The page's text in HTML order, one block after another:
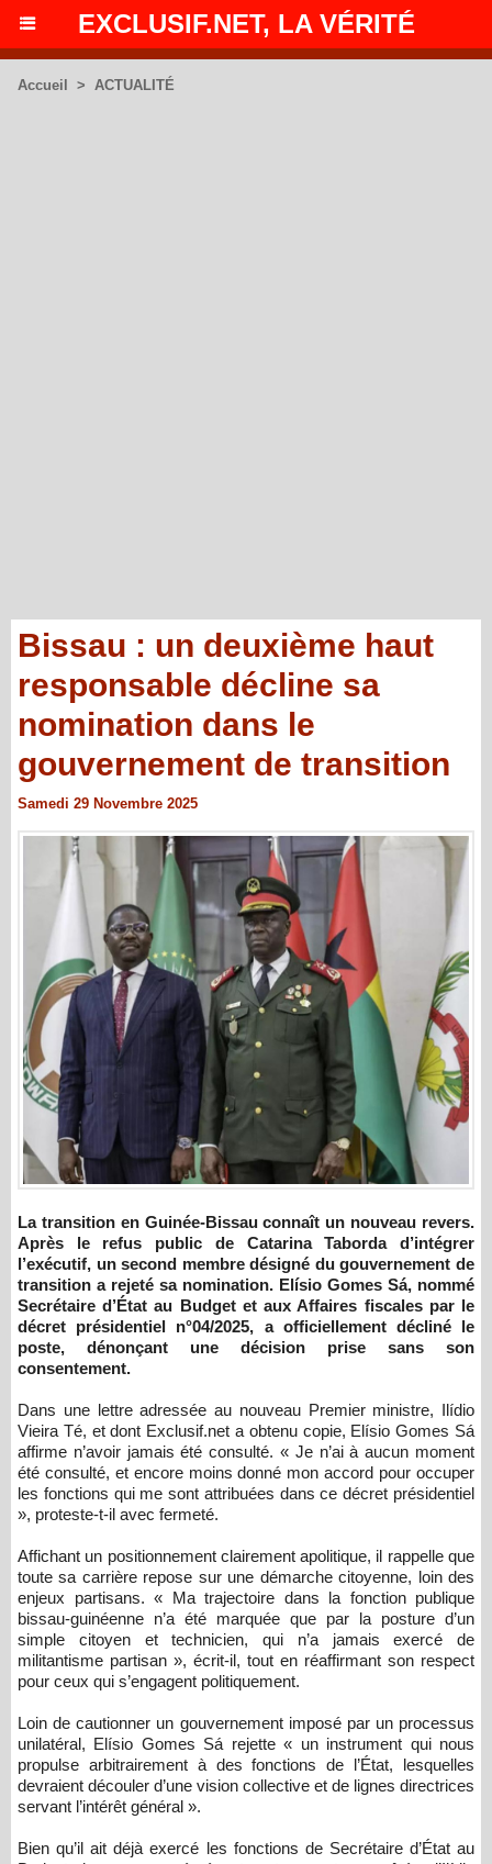
EXCLUSIF.NET, LA VÉRITÉ
Accueil > ACTUALITÉ
Bissau : un deuxième haut
responsable décline sa
nomination dans le
gouvernement de transition
Samedi 29 Novembre 2025
La transition en Guinée-Bissau connaît un nouveau revers.
Après le refus public de Catarina Taborda d’intégrer
l’exécutif, un second membre désigné du gouvernement de
transition a rejeté sa nomination. Elísio Gomes Sá, nommé
Secrétaire d’État au Budget et aux Affaires fiscales par le
décret présidentiel n°04/2025, a officiellement décliné le
poste, dénonçant une décision prise sans son
consentement.
Dans une lettre adressée au nouveau Premier ministre, Ilídio
Vieira Té, et dont Exclusif.net a obtenu copie, Elísio Gomes Sá
affirme n’avoir jamais été consulté. « Je n’ai à aucun moment
été consulté, et encore moins donné mon accord pour occuper
les fonctions qui me sont attribuées dans ce décret présidentiel
», proteste-t-il avec fermeté.
Affichant un positionnement clairement apolitique, il rappelle que
toute sa carrière repose sur une démarche citoyenne, loin des
enjeux partisans. « Ma trajectoire dans la fonction publique
bissau-guinéenne n’a été marquée que par la posture d’un
simple citoyen et technicien, qui n’a jamais exercé de
militantisme partisan », écrit-il, tout en réaffirmant son respect
pour ceux qui s’engagent politiquement.
Loin de cautionner un gouvernement imposé par un processus
unilatéral, Elísio Gomes Sá rejette « un instrument qui nous
propulse arbitrairement à des fonctions de l’État, lesquelles
devraient découler d’une vision collective et de lignes directrices
servant l’intérêt général ».
Bien qu’il ait déjà exercé les fonctions de Secrétaire d’État au